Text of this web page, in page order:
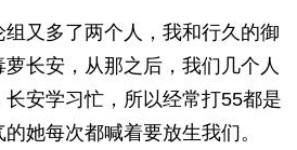
又多了两个人，我和行久的御
长安，从那之后，我们几个人
安学习忙，所以经常打55都是
她每次都喊着要放生我们。